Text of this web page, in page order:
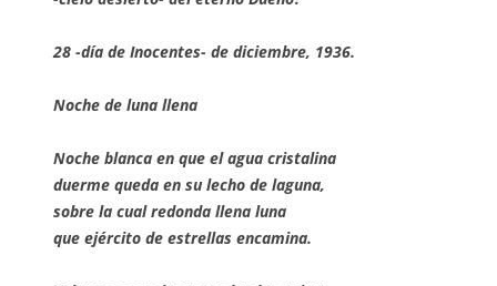
28 -día de Inocentes- de diciembre, 1936.
Noche de luna llena
Noche blanca en que el agua cristalina
duerme queda en su lecho de laguna,
sobre la cual redonda llena luna
que ejército de estrellas encamina.